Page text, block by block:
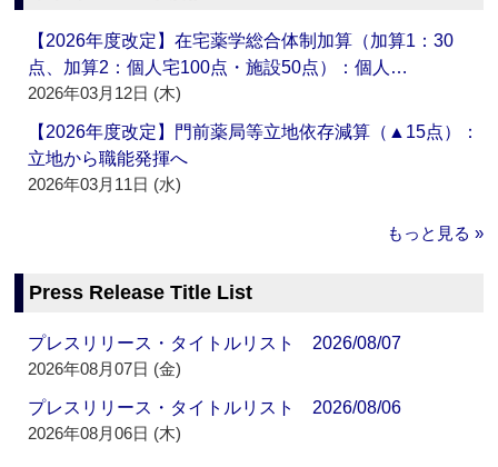
【2026年度改定】在宅薬学総合体制加算（加算1：30
点、加算2：個人宅100点・施設50点）：個人…
2026年03月12日 (木)
【2026年度改定】門前薬局等立地依存減算（▲15点）：
立地から職能発揮へ
2026年03月11日 (水)
もっと見る »
Press Release Title List
プレスリリース・タイトルリスト 2026/08/07
2026年08月07日 (金)
プレスリリース・タイトルリスト 2026/08/06
2026年08月06日 (木)